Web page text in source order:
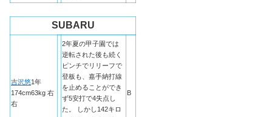
SUBARU
吉沢悠1年
174cm63kg 右
右
2年夏の甲子園では
逆転された後も続く
ピンチでリリーフで
登板も、嘉手納打線
を止めることができ
ず5安打で4失点し
た。 しかし142キロ
B